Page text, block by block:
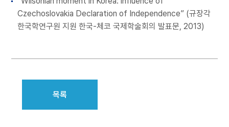
Czechoslovakia Declaration of Independence” (규장각
한국학연구원 지원 한국-체코 국제학술회의 발표문, 2013)
목록